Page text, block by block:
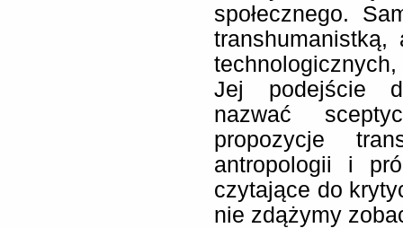
społecznego.
Jej podejście
nazwać
propozycje
antropologii i
czytające do
nie zdążymy